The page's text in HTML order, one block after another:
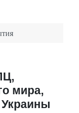
мира,